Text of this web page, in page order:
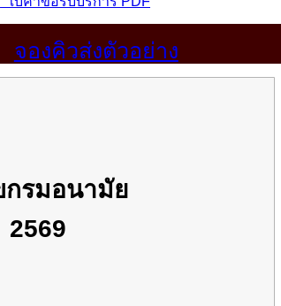
จองคิวส่งตัวอย่าง
รมอนามัย